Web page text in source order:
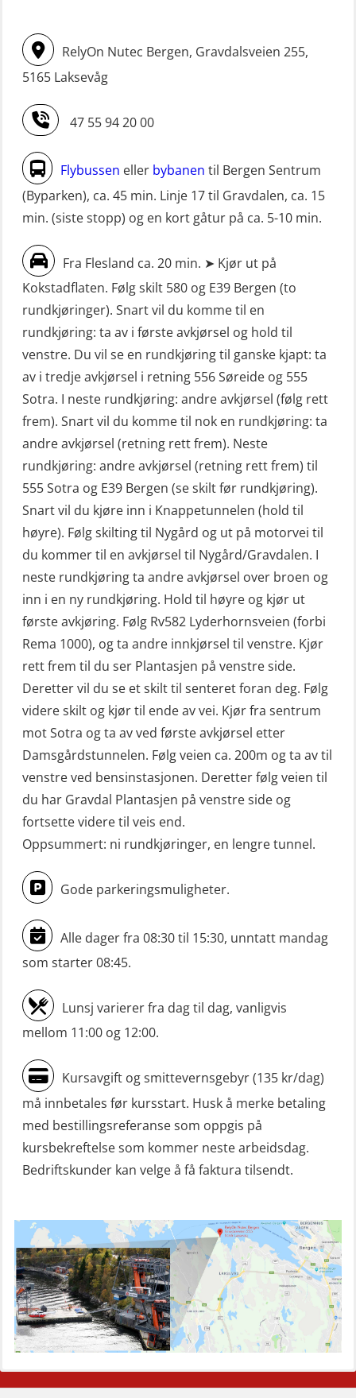
Livbåtfører Sliskelivbåt grunnkurs
m/E-læring (OSEBLE006)
Livbåtfører fritt fall FF48 repetisjon
(OSE1471)
Livbåtfører grunnkurs m/E-læring
FF1200 (OSE1424)
Livbåtfører grunnkurs m/E-læring
FF1200 simulator (OSEBLE007)
Livbåtfører grunnkurs m/E-læring
FF48 og FF1000D (OSEBLE004)
Livbåtfører grunnkurs m/E-læring
Konvensjonell livbåt (OSEBLE005)
Livbåtfører konvensjonell livbåt –
grunnleggende (OSE135)
Livbåtfører konvensjonell repetisjon
(OSE1361)
Livbåtfører konvertering til FF48 inkl.
repetisjon (OSE106)
Livbåtfører sliskelivbåt repetisjon
(OSE1301)
Livbåtfører sliskestuplivbåt –
grunnleggende (OSE129)
Mann-Over-Bord (hurtiggående) liten
båt m/mørkekjøring – grunnleggende
(OSE114)
Mann-Over-Bord (hurtiggående) liten
båt m/mørkekjøring – repetisjon
(OSE151)
Mann-Over-Bord (hurtiggående) liten
båt u/mørkekjøring – grunnleggende
(OSE1142)
Mann-Over-Bord liten båt (MOB)
Mørkekjøring-modul for Mann-Over-
Bord (hurtiggående) liten båt
(OSE1001)
ROC sertifikat grunnleggende
(GMDSS) (ORC102)
ROC sertifikat repetisjon (GMDSS)
(ORC103)
Skadestedsledelse (OER108)
Skadestedsledelse – repetisjon
(OER118)
Sliskelivbåt grunnkurs m/E-læring
simulator (OSEBLE008)
Sliskelivbåt repetisjon, simulator
(OSE1302)
Styrketest (OSC152)
Søk og redningslag grunnkurs
(MSE113)
STCW oppgradering for
dekksoffiserer uten fartstid 66 t
(MBS124)
STCW oppgradering for
maskinoffiserer uten fartstid 66 t
(MBS125)
Sikkerhetskurs for ansatte på
oppdrettsanlegg (LBS100)
Sjøfolk med særskilte sikringsplikter
(MBS1191)
Ulykkesgransking – Webinar (LSP103)
VHF / SRC 2 dager (ORC104)
Videregående sikkerhetsopplæring
for skipsoffiserer (MBS100)
RelyOn Nutec Bergen, Gravdalsveien 255,
5165 Laksevåg
47 55 94 20 00
Flybussen eller bybanen til Bergen Sentrum
(Byparken), ca. 45 min. Linje 17 til Gravdalen, ca. 15
min. (siste stopp) og en kort gåtur på ca. 5-10 min.
Fra Flesland ca. 20 min. ➤ Kjør ut på
Kokstadflaten. Følg skilt 580 og E39 Bergen (to
rundkjøringer). Snart vil du komme til en
rundkjøring: ta av i første avkjørsel og hold til
venstre. Du vil se en rundkjøring til ganske kjapt: ta
av i tredje avkjørsel i retning 556 Søreide og 555
Sotra. I neste rundkjøring: andre avkjørsel (følg rett
frem). Snart vil du komme til nok en rundkjøring: ta
andre avkjørsel (retning rett frem). Neste
rundkjøring: andre avkjørsel (retning rett frem) til
555 Sotra og E39 Bergen (se skilt før rundkjøring).
Snart vil du kjøre inn i Knappetunnelen (hold til
høyre). Følg skilting til Nygård og ut på motorvei til
du kommer til en avkjørsel til Nygård/Gravdalen. I
neste rundkjøring ta andre avkjørsel over broen og
inn i en ny rundkjøring. Hold til høyre og kjør ut
første avkjøring. Følg Rv582 Lyderhornsveien (forbi
Rema 1000), og ta andre innkjørsel til venstre. Kjør
rett frem til du ser Plantasjen på venstre side.
Deretter vil du se et skilt til senteret foran deg. Følg
videre skilt og kjør til ende av vei. Kjør fra sentrum
mot Sotra og ta av ved første avkjørsel etter
Damsgårdstunnelen. Følg veien ca. 200m og ta av til
venstre ved bensinstasjonen. Deretter følg veien til
du har Gravdal Plantasjen på venstre side og
fortsette videre til veis end.
Oppsummert: ni rundkjøringer, en lengre tunnel.
Gode parkeringsmuligheter.
Alle dager fra 08:30 til 15:30, unntatt mandag
som starter 08:45.
Lunsj varierer fra dag til dag, vanligvis
mellom 11:00 og 12:00.
Kursavgift og smittevernsgebyr (135 kr/dag)
må innbetales før kursstart. Husk å merke betaling
med bestillingsreferanse som oppgis på
kursbekreftelse som kommer neste arbeidsdag.
Bedriftskunder kan velge å få faktura tilsendt.
Vårt nyeste senter
Spesialist på Industrivern
Spesialiserte kurs
Kompetanse for alle industrier